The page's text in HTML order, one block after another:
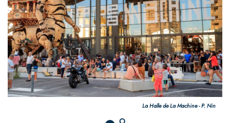
L'Envol des Pionniers - P.